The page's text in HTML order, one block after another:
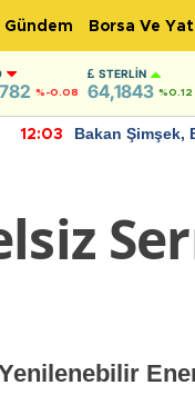
Gündem Borsa Ve
%-0.08
STERLIN
64,1843 %0.12
12:03
Bakan Şimşek,